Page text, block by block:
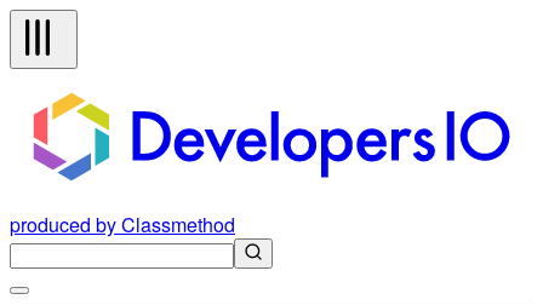
produced by Classmethod